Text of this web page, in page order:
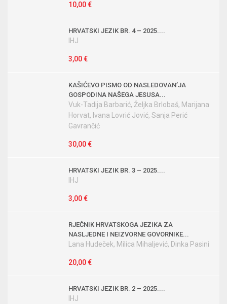
10,00 €
HRVATSKI JEZIK BR. 4 – 2025....
IHJ
3,00 €
KAŠIĆEVO PISMO OD NASLEDOVANʼJA
GOSPODINA NAŠEGA JESUSA...
Vuk-Tadija Barbarić, Željka Brlobaš, Marijana
Horvat, Ivana Lovrić Jović, Sanja Perić
Gavrančić
30,00 €
HRVATSKI JEZIK BR. 3 – 2025....
IHJ
3,00 €
RJEČNIK HRVATSKOGA JEZIKA ZA
NASLJEDNE I NEIZVORNE GOVORNIKE...
Lana Hudeček, Milica Mihaljević, Dinka Pasini
20,00 €
HRVATSKI JEZIK BR. 2 – 2025....
IHJ